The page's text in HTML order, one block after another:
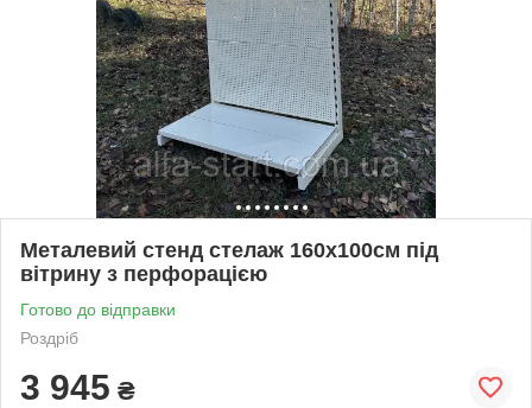
Металевий стенд стелаж 160х100см під
вітрину з перфорацією
Готово до відправки
Роздріб
3 945 ₴